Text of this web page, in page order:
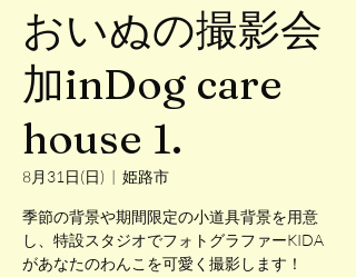
おいぬの撮影会
加inDog care
house 1.
8月31日(日)
  |
姫路市
季節の背景や期間限定の小道具背景を用意
し、特設スタジオでフォトグラファーKIDA